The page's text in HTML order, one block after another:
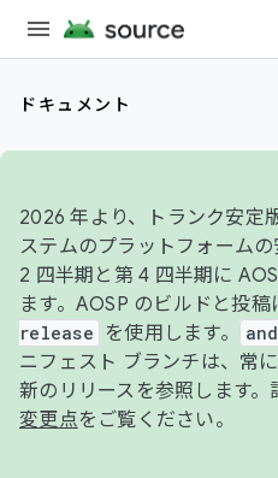
ドキュメント
2026 年より、トランク安定
ステムのプラットフォーム
2 四半期と第 4 四半期に
ます。AOSP のビルドと投稿
release
を使用します。
ニフェスト ブランチは、常
新のリリースを参照します
変更点をご覧ください。